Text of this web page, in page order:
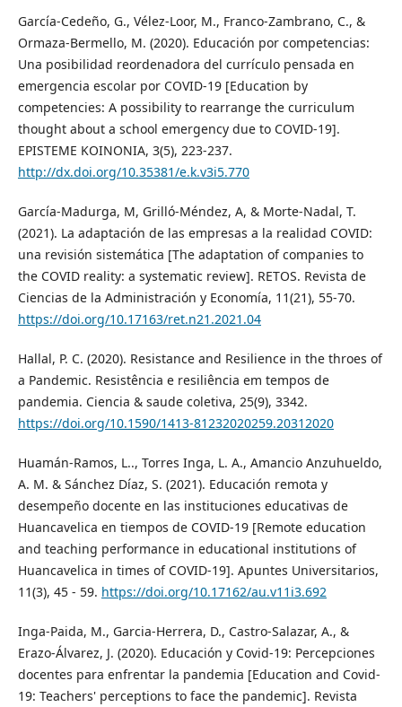
García-Cedeño, G., Vélez-Loor, M., Franco-Zambrano, C., &
Ormaza-Bermello, M. (2020). Educación por competencias:
Una posibilidad reordenadora del currículo pensada en
emergencia escolar por COVID-19 [Education by
competencies: A possibility to rearrange the curriculum
thought about a school emergency due to COVID-19].
EPISTEME KOINONIA, 3(5), 223-237.
http://dx.doi.org/10.35381/e.k.v3i5.770
García-Madurga, M, Grilló-Méndez, A, & Morte-Nadal, T.
(2021). La adaptación de las empresas a la realidad COVID:
una revisión sistemática [The adaptation of companies to
the COVID reality: a systematic review]. RETOS. Revista de
Ciencias de la Administración y Economía, 11(21), 55-70.
https://doi.org/10.17163/ret.n21.2021.04
Hallal, P. C. (2020). Resistance and Resilience in the throes of
a Pandemic. Resistência e resiliência em tempos de
pandemia. Ciencia & saude coletiva, 25(9), 3342.
https://doi.org/10.1590/1413-81232020259.20312020
Huamán-Ramos, L.., Torres Inga, L. A., Amancio Anzuhueldo,
A. M. & Sánchez Díaz, S. (2021). Educación remota y
desempeño docente en las instituciones educativas de
Huancavelica en tiempos de COVID-19 [Remote education
and teaching performance in educational institutions of
Huancavelica in times of COVID-19]. Apuntes Universitarios,
11(3), 45 - 59. https://doi.org/10.17162/au.v11i3.692
Inga-Paida, M., Garcia-Herrera, D., Castro-Salazar, A., &
Erazo-Álvarez, J. (2020). Educación y Covid-19: Percepciones
docentes para enfrentar la pandemia [Education and Covid-
19: Teachers' perceptions to face the pandemic]. Revista